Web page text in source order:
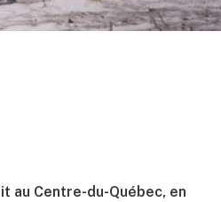
au Centre-du-Québec, en